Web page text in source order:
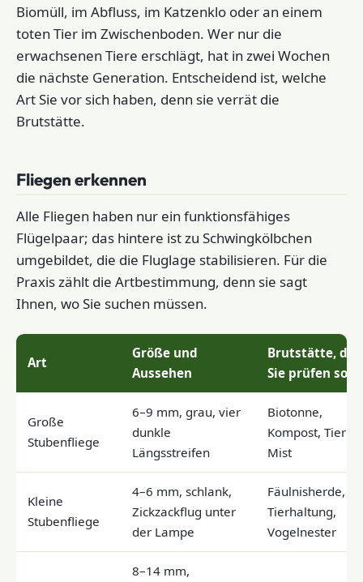
Biomüll, im Abfluss, im Katzenklo oder an einem
toten Tier im Zwischenboden. Wer nur die
erwachsenen Tiere erschlägt, hat in zwei Wochen
die nächste Generation. Entscheidend ist, welche
Art Sie vor sich haben, denn sie verrät die
Brutstätte.
Fliegen erkennen
Alle Fliegen haben nur ein funktionsfähiges
Flügelpaar; das hintere ist zu Schwingkölbchen
umgebildet, die die Fluglage stabilisieren. Für die
Praxis zählt die Artbestimmung, denn sie sagt
Ihnen, wo Sie suchen müssen.
Art
Größe und
Aussehen
Brutstätte, die
Sie prüfen
Große
Stubenfliege
6–9 mm, grau, vier
dunkle
Längsstreifen
Biotonne,
Kompost,
Mist
Kleine
Stubenfliege
4–6 mm, schlank,
Zickzackflug unter
der Lampe
Fäulnisherde,
Tierhaltung,
Vogelnester
8–14 mm,